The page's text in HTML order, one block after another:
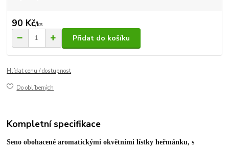
90 Kč/ks
Přidat do košíku
Hlídat cenu / dostupnost
Do oblíbených
Kompletní specifikace
Seno obohacené aromatickými okvětními lístky heřmánku, s